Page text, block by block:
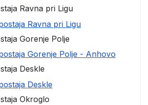
Ravna pri Ligu
Gorenje Polje
Deskle
Okroglo